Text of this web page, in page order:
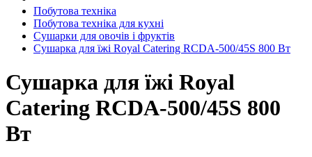
Побутова техніка
Побутова техніка для кухні
Сушарки для овочів і фруктів
Сушарка для їжі Royal Catering RCDA-500/45S 800 Вт
Сушарка для їжі Royal
Catering RCDA-500/45S 800
Вт